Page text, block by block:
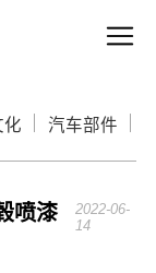
化 汽车部件
喷漆
2022-06-
14